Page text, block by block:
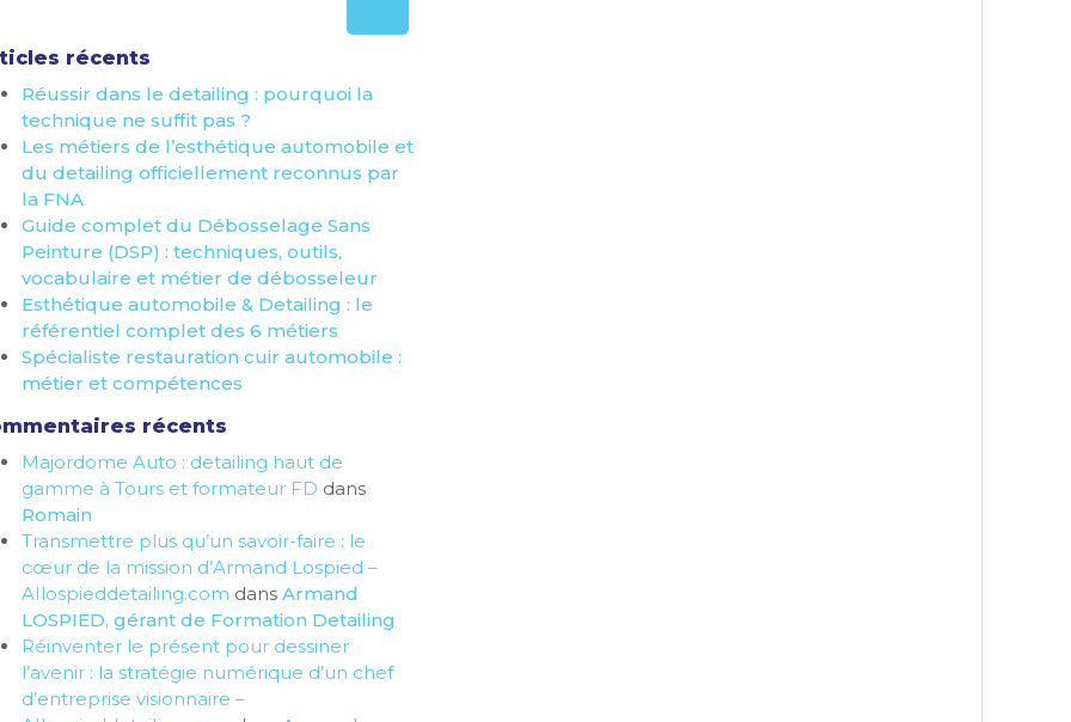
récents
Réussir dans le detailing : pourquoi la
technique ne suffit pas ?
Les métiers de l’esthétique automobile et
du detailing officiellement reconnus par
la FNA
Guide complet du Débosselage Sans
Peinture (DSP) : techniques, outils,
vocabulaire et métier de débosseleur
Esthétique automobile & Detailing : le
référentiel complet des 6 métiers
Spécialiste restauration cuir automobile :
métier et compétences
récents
Majordome Auto : detailing haut de
gamme à Tours et formateur FD dans
Romain
Transmettre plus qu’un savoir-faire : le
cœur de la mission d’Armand Lospied –
AIlospieddetailing.com dans Armand
LOSPIED, gérant de Formation Detailing
Réinventer le présent pour dessiner
l’avenir : la stratégie numérique d’un chef
d’entreprise visionnaire –